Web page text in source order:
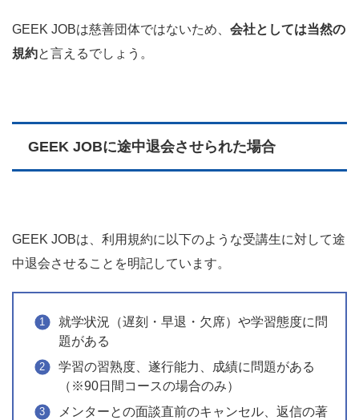
GEEK JOBは慈善団体ではないため、 会社としては当然の
規約と言えるでしょう。
GEEK JOBに途中退会させられた場合
GEEK JOBは、利用規約に以下のような受講生に対して途
中退会させることを明記しています。
就学状況（遅刻・早退・欠席）や学習態度に問
題がある
学習の習熟度、遂行能力、成績に問題がある
（※90日間コースの場合のみ）
メンターとの面談直前のキャンセル、返信の著